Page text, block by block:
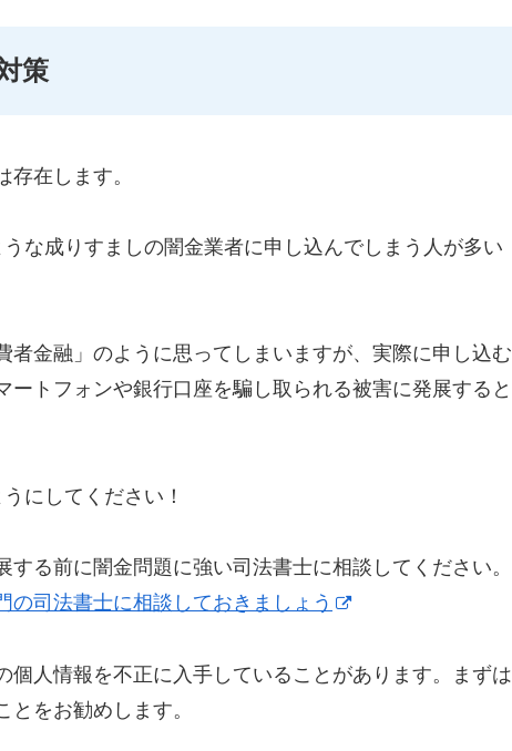
策
在します。
な成りすましの闇金業者に申し込んでしまう人が多い
者金融」のように思ってしまいますが、実際に申し込む
ートフォンや銀行口座を騙し取られる被害に発展すると
にしてください！
る前に闇金問題に強い司法書士に相談してください。
の司法書士に相談しておきましょう
個人情報を不正に入手していることがあります。まずは
をお勧めします。